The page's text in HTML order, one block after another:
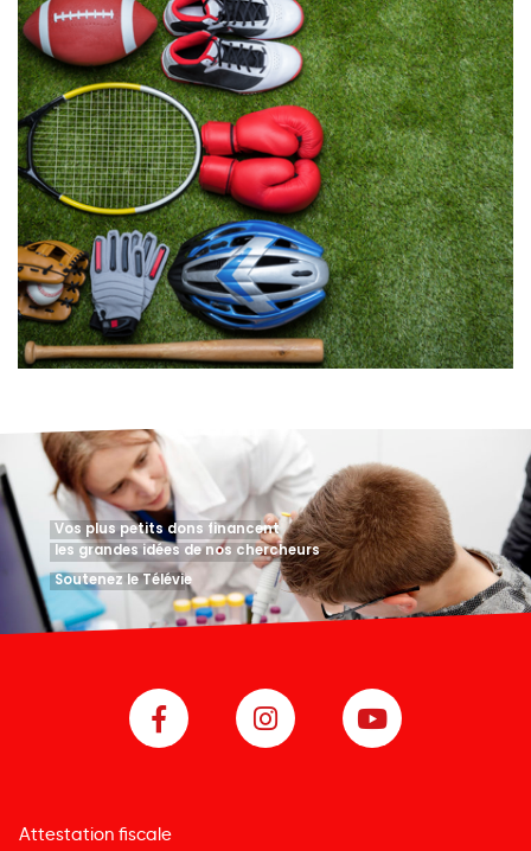
Soutenez le Télévie
les grandes idées de nos chercheurs
Vos plus petits dons financent
Attestation fiscale